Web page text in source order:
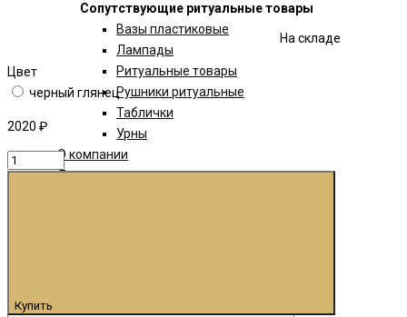
Сопутствующие ритуальные товары
Вазы пластиковые
Лампады
Ритуальные товары
Рушники ритуальные
Таблички
Урны
О компании
Доставка и оплата
На складе
Цвет
черный глянец
2020 ₽
Купить